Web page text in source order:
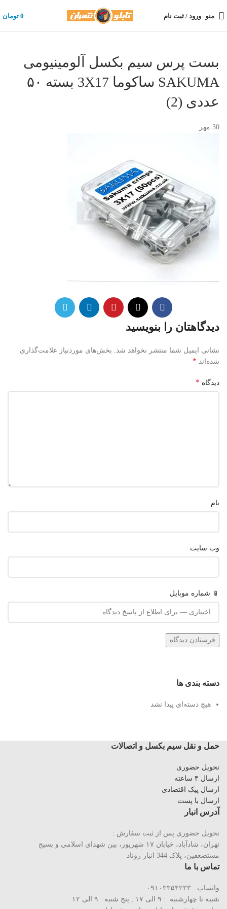
منو ورود / ثبت نام 0 تومان
بست پرس سیم بکسل آلومینیومی
SAKUMA ساکوما 3X17 بسته ۵۰
عددی (2)
30 مهر
دیدگاهتان را بنویسید
نشانی ایمیل شما منتشر نخواهد شد. بخش‌های موردنیاز علامت‌گذاری
شده‌اند *
دیدگاه *
نام
وب‌ سایت
📱 شماره موبایل
دسته بندی ها
هیچ دسته‌ای پیدا نشد
حمل و نقل سیم بکسل و اتصالات
تحویل حضوری
ارسال ۴ ساعته
ارسال پیک اقتصادی
ارسال با پست
آدرس انبار
تحویل حضوری پس از ثبت سفارش :
تهران، شادآباد، خیابان ١٧ شهریور، بین شهدای اسلامی و بسیج
مستضعفین، پلاک 344 انبار روناد
تماس با ما
واتساپ : ۰۹۱۰۳۳۵۴۲۳۳
شنبه تا چهارشنبه : ۹ الی ۱۷ , پنج شنبه ۹ الی ۱۲